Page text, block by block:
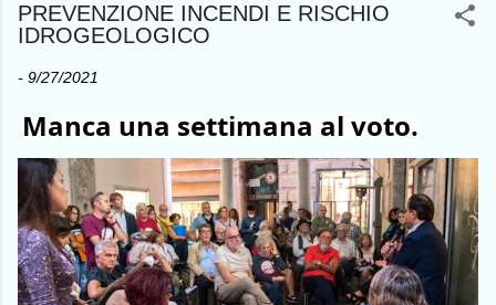
PREVENZIONE INCENDI E RISCHIO
IDROGEOLOGICO
- 9/27/2021
Manca una settimana al voto.